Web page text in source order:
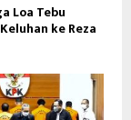
Loa Tebu
ke Reza